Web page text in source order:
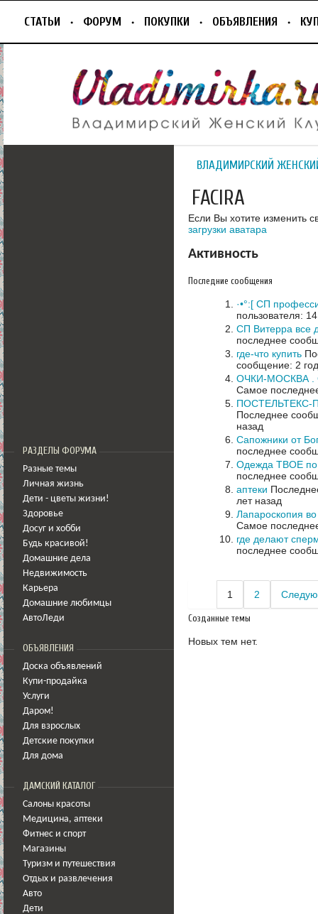
СТАТЬИ ФОРУМ ПОКУПКИ ОБЪЯВЛЕНИЯ
РАЗДЕЛЫ ФОРУМА
Разные темы
Личная жизнь
Дети - цветы жизни!
Здоровье
Досуг и хобби
Будь красивой!
Домашние дела
Недвижимость
Карьера
Домашние любимцы
АвтоЛеди
ОБЪЯВЛЕНИЯ
Доска объявлений
Купи-продайка
Услуги
Даром!
Для взрослых
Детские покупки
Для дома
ДАМСКИЙ КАТАЛОГ
Салоны красоты
Медицина, аптеки
Фитнес и спорт
Магазины
Туризм и путешествия
Отдых и развлечения
Авто
Дети
ВЛАДИМИРСКИЙ
FACIRA
Если Вы хотите изменить
загрузки аватара
Активность
Последние сообщения
·•°:[ СП
пользователя:
СП Витерра все
последнее
где-что купить
сообщение: 2
ОЧКИ-МОСКВА
Самое
ПОСТЕЛЬТЕКС-
Последнее
назад
Сапожники от
последнее
Одежда ТВОЕ по
последнее
аптеки
лет назад
Лапароскопия
Самое
где делают
последнее
1 2
Созданные темы
Новых тем нет.